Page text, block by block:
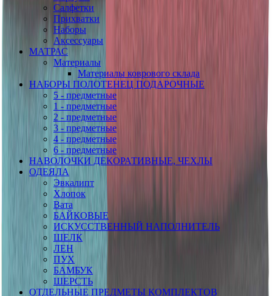
Салфетки
Прихватки
Наборы
Аксессуары
МАТРАС
Материалы
Материалы коврового склада
НАБОРЫ ПОЛОТЕНЕЦ ПОДАРОЧНЫЕ
5 - предметные
1 - предметные
2 - предметные
3 - предметные
4 - предметные
6 - предметные
НАВОЛОЧКИ ДЕКОРАТИВНЫЕ, ЧЕХЛЫ
ОДЕЯЛА
Эвкалипт
Хлопок
Вата
БАЙКОВЫЕ
ИСКУССТВЕННЫЙ НАПОЛНИТЕЛЬ
ШЕЛК
ЛЕН
ПУХ
БАМБУК
ШЕРСТЬ
ОТДЕЛЬНЫЕ ПРЕДМЕТЫ КОМПЛЕКТОВ